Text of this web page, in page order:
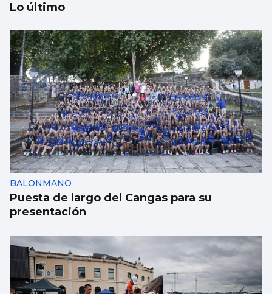
Aprendizaje para observar el ‘fin del
mundo’ sin riesgo
Lo último
BALONMANO
Puesta de largo del Cangas para su
presentación